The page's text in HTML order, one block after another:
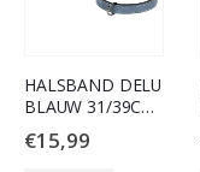
HALSBAND DELU
BLAUW 31/39CM
20MM
€15,99